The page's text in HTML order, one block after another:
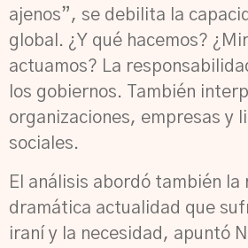
ajenos”, se debilita la
global. ¿Y qué hacemos?
actuamos? La
los gobiernos. También
organizaciones, empresas y
sociales.
El análisis abordó también la
dramática actualidad que
iraní y la necesidad, apuntó